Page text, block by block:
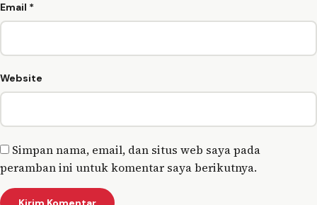
Email *
Website
Simpan nama, email, dan situs web saya pada
peramban ini untuk komentar saya berikutnya.